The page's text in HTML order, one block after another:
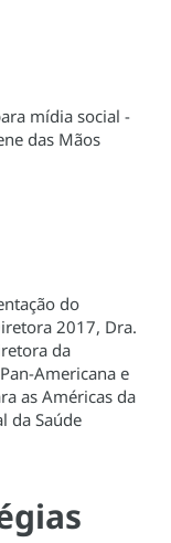
mídia social -
das Mãos
do
2017, Dra.
da
Americana e
as Américas da
da Saúde